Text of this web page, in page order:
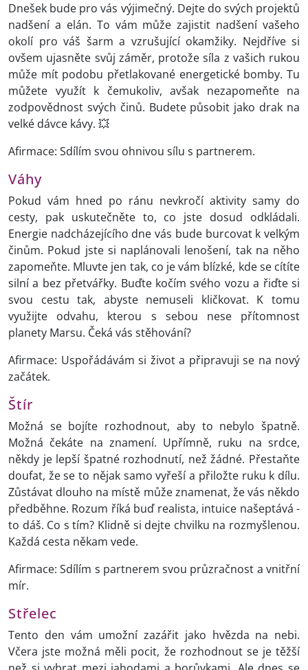
Dnešek bude pro vás výjimečný. Dejte do svých projektů
nadšení a elán. To vám může zajistit nadšení vašeho
okolí pro váš šarm a vzrušující okamžiky. Nejdříve si
ovšem ujasněte svůj záměr, protože síla z vašich rukou
může mít podobu přetlakované energetické bomby. Tu
můžete využít k čemukoliv, avšak nezapomeňte na
zodpovědnost svých činů. Budete působit jako drak na
velké dávce kávy. 💥
Afirmace: Sdílím svou ohnivou sílu s partnerem.
Váhy
Pokud vám hned po ránu nevkročí aktivity samy do
cesty, pak uskutečněte to, co jste dosud odkládali.
Energie nadcházejícího dne vás bude burcovat k velkým
činům. Pokud jste si naplánovali lenošení, tak na něho
zapomeňte. Mluvte jen tak, co je vám blízké, kde se cítíte
silní a bez přetvářky. Buďte kočím svého vozu a řiďte si
svou cestu tak, abyste nemuseli kličkovat. K tomu
využijte odvahu, kterou s sebou nese přítomnost
planety Marsu. Čeká vás stěhování?
Afirmace: Uspořádávám si život a připravuji se na nový
začátek.
Štír
Možná se bojíte rozhodnout, aby to nebylo špatně.
Možná čekáte na znamení. Upřímně, ruku na srdce,
někdy je lepší špatné rozhodnutí, než žádné. Přestaňte
doufat, že se to nějak samo vyřeší a přiložte ruku k dílu.
Zůstávat dlouho na místě může znamenat, že vás někdo
předběhne. Rozum říká buď realista, intuice našeptává -
to dáš. Co s tím? Klidně si dejte chvilku na rozmyšlenou.
Každá cesta někam vede.
Afirmace: Sdílím s partnerem svou průzračnost a vnitřní
mír.
Střelec
Tento den vám umožní zazářit jako hvězda na nebi.
Včera jste možná měli pocit, že rozhodnout se je těžší